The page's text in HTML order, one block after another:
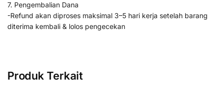
7. Pengembalian Dana
-Refund akan diproses maksimal 3–5 hari kerja setelah barang
diterima kembali & lolos pengecekan
Produk Terkait